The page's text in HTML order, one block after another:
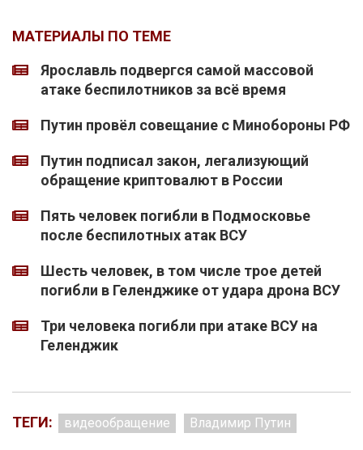
МАТЕРИАЛЫ ПО ТЕМЕ
Ярославль подвергся самой массовой
атаке беспилотников за всё время
Путин провёл совещание с Минобороны РФ
Путин подписал закон, легализующий
обращение криптовалют в России
Пять человек погибли в Подмосковье
после беспилотных атак ВСУ
Шесть человек, в том числе трое детей
погибли в Геленджике от удара дрона ВСУ
Три человека погибли при атаке ВСУ на
Геленджик
ТЕГИ: видеообращение Владимир Путин